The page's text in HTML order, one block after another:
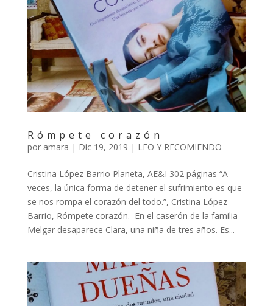
Rómpete corazón
por amara | Dic 19, 2019 | LEO Y RECOMIENDO
Cristina López Barrio Planeta, AE&I 302 páginas “A
veces, la única forma de detener el sufrimiento es que
se nos rompa el corazón del todo.”, Cristina López
Barrio, Rómpete corazón. En el caserón de la familia
Melgar desaparece Clara, una niña de tres años. Es...